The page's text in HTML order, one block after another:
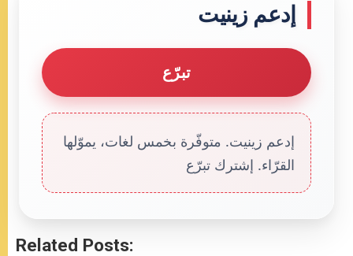
إدعم زينيت
تبرّع
إدعم زينيت. متوفّرة بخمس لغات، يموّلها
القرّاء. إشترك تبرّع
Related Posts: